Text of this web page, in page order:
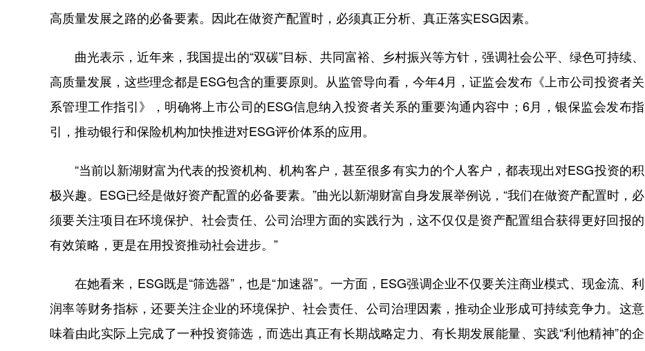
高质量发展之路的必备要素。因此在做资产配置时，必须真正分析、真正落实ESG因素。
曲光表示，近年来，我国提出的“双碳”目标、共同富裕、乡村振兴等方针，强调社会公平、绿色可持续、
高质量发展，这些理念都是ESG包含的重要原则。从监管导向看，今年4月，证监会发布《上市公司投资者关
系管理工作指引》，明确将上市公司的ESG信息纳入投资者关系的重要沟通内容中；6月，银保监会发布指
引，推动银行和保险机构加快推进对ESG评价体系的应用。
“当前以新湖财富为代表的投资机构、机构客户，甚至很多有实力的个人客户，都表现出对ESG投资的积
极兴趣。ESG已经是做好资产配置的必备要素。”曲光以新湖财富自身发展举例说，“我们在做资产配置时，必
须要关注项目在环境保护、社会责任、公司治理方面的实践行为，这不仅仅是资产配置组合获得更好回报的
有效策略，更是在用投资推动社会进步。”
在她看来，ESG既是“筛选器”，也是“加速器”。一方面，ESG强调企业不仅要关注商业模式、现金流、利
润率等财务指标，还要关注企业的环境保护、社会责任、公司治理因素，推动企业形成可持续竞争力。这意
味着由此实际上完成了一种投资筛选，而选出真正有长期战略定力、有长期发展能量、实践“利他精神”的企